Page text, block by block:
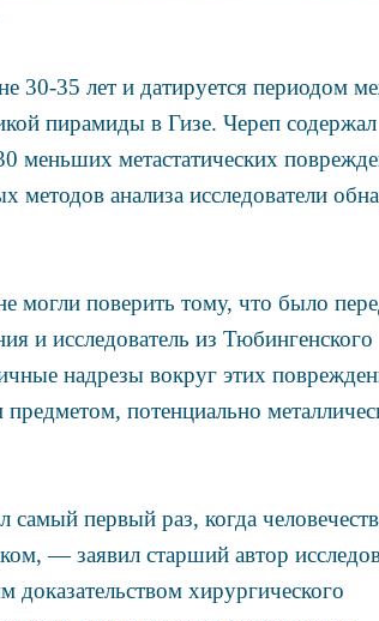
30-35 лет и датируется периодом
пирамиды в Гизе. Череп содержал
меньших метастатических
методов анализа исследователи
могли поверить тому, что было
и исследователь из Тюбингенского
надрезы вокруг этих
потенциально
первый раз, когда
— заявил старший автор
хирургического